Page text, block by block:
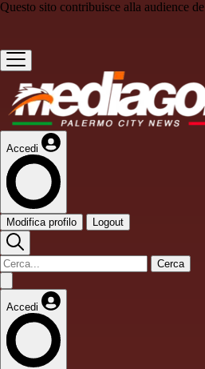
Questo sito contribuisce alla audience de
Accedi
Modifica profilo Logout
Cerca
Accedi